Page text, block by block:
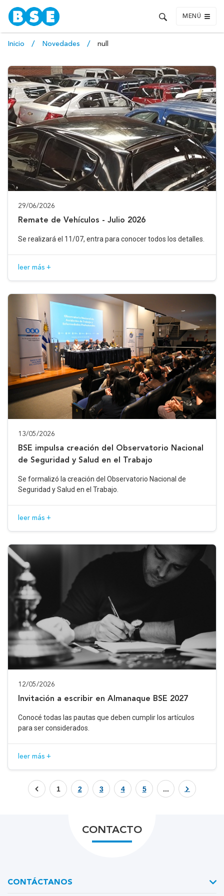
MENÚ
Inicio Novedades null
29/06/2026
Remate de Vehículos - Julio 2026
Se realizará el 11/07, entra para conocer todos los detalles.
leer más +
13/05/2026
BSE impulsa creación del Observatorio Nacional
de Seguridad y Salud en el Trabajo
Se formalizó la creación del Observatorio Nacional de
Seguridad y Salud en el Trabajo.
leer más +
12/05/2026
Invitación a escribir en Almanaque BSE 2027
Conocé todas las pautas que deben cumplir los artículos
para ser considerados.
leer más +
1 2 3 4 5 ...
CONTACTO
CONTÁCTANOS